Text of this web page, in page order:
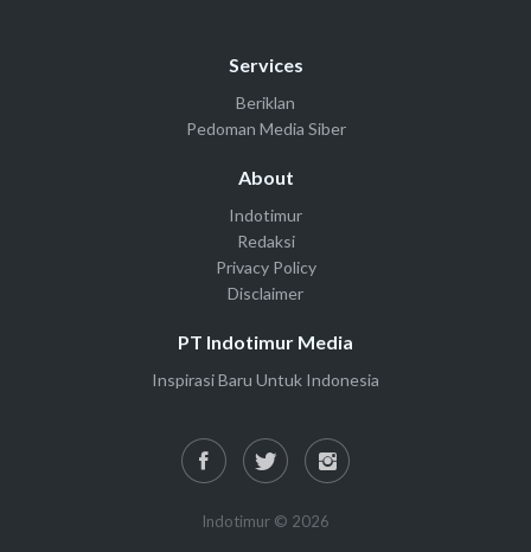
Services
Beriklan
Pedoman Media Siber
About
Indotimur
Redaksi
Privacy Policy
Disclaimer
PT Indotimur Media
Inspirasi Baru Untuk Indonesia
Indotimur © 2026